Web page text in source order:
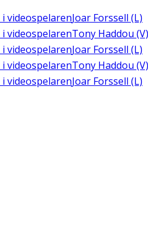
i videospelarenJoar Forssell (L)
i videospelarenTony Haddou (V)
i videospelarenJoar Forssell (L)
i videospelarenTony Haddou (V)
i videospelarenJoar Forssell (L)